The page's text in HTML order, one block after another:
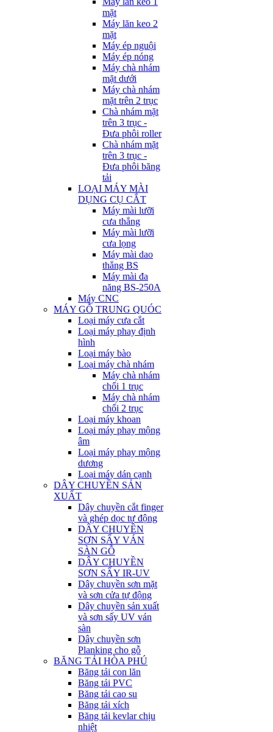
mặt
Máy lăn keo 2
mặt
Máy ép nguội
Máy ép nóng
Máy chà nhám
mặt dưới
Máy chà nhám
mặt trên 2 trục
Chà nhám mặt
trên 3 trục -
Đưa phôi roller
Chà nhám mặt
trên 3 trục -
Đưa phôi băng
tải
LOẠI MÁY MÀI
DỤNG CỤ CẮT
Máy mài lưỡi
cưa thẳng
Máy mài lưỡi
cưa lọng
Máy mài dao
thẳng BS
Máy mài đa
năng BS-250A
Máy CNC
MÁY GỖ TRUNG QUÓC
Loại máy cưa cắt
Loại máy phay định
hình
Loại máy bào
Loại máy chà nhám
Máy chà nhám
chổi 1 trục
Máy chà nhám
chổi 2 trục
Loại máy khoan
Loại máy phay mộng
âm
Loại máy phay mộng
dương
Loại máy dán cạnh
DÂY CHUYỀN SẢN
XUẤT
Dây chuyền cắt finger
và ghép dọc tự động
DÂY CHUYỀN
SƠN SẤY VÁN
SÀN GỖ
DÂY CHUYỀN
SƠN SẤY IR-UV
Dây chuyền sơn mặt
và sơn cửa tự động
Dây chuyền sản xuất
và sơn sấy UV ván
sàn
Dây chuyền sơn
Planking cho gỗ
BĂNG TẢI HÒA PHÚ
Băng tải con lăn
Băng tải PVC
Băng tải cao su
Băng tải xích
Băng tải kevlar chịu
nhiệt